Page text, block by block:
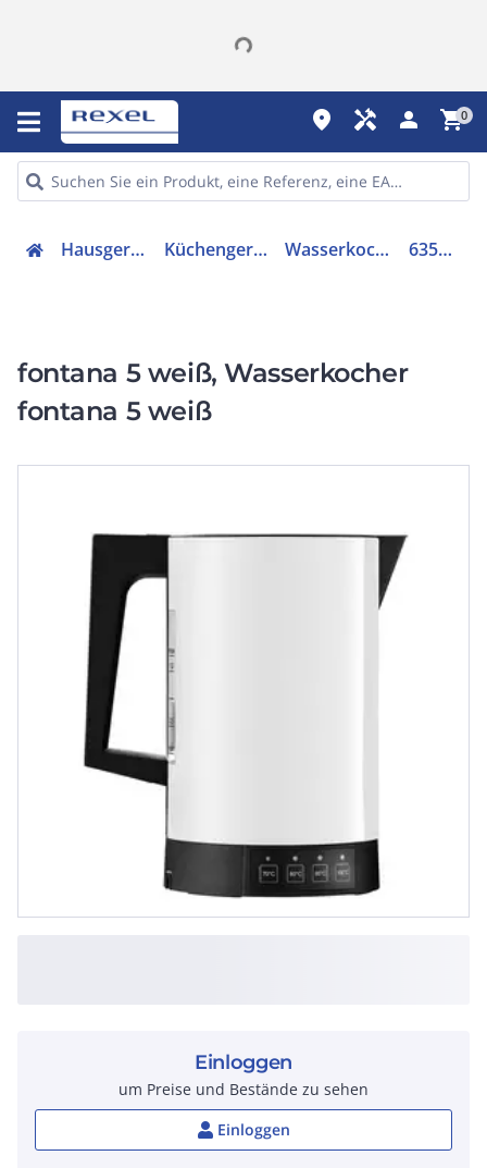
place handyman person shopping_cart0
Hausgeräte Küchengeräte Wasserkocher 635001
fontana 5 weiß, Wasserkocher
fontana 5 weiß
Einloggen
um Preise und Bestände zu sehen
Einloggen